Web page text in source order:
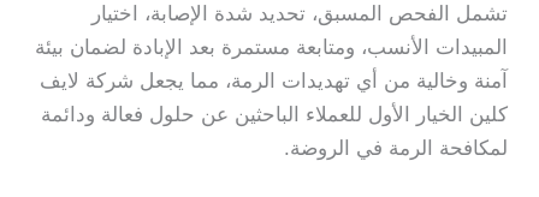
تشمل الفحص المسبق، تحديد شدة الإصابة، اختيار
المبيدات الأنسب، ومتابعة مستمرة بعد الإبادة لضمان بيئة
آمنة وخالية من أي تهديدات الرمة، مما يجعل شركة لايف
كلين الخيار الأول للعملاء الباحثين عن حلول فعالة ودائمة
لمكافحة الرمة في الروضة.